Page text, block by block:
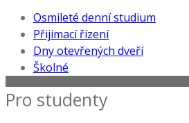
Osmileté denní studium
Přijímací řízení
Dny otevřených dveří
Školné
Pro studenty